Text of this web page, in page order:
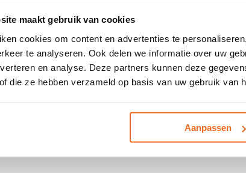
maakt gebruik van cookies
cookies om content en advertenties te
te analyseren. Ook delen we informatie over uw
en analyse. Deze partners kunnen deze
die ze hebben verzameld op basis van uw gebruik van
Aanpassen